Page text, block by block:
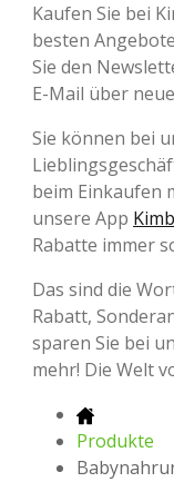
Kaufen Sie bei
besten
Sie den
E-Mail über
Sie können bei
beim Einkaufen
unsere App
Rabatte immer
Das sind die
Rabatt,
sparen Sie bei
mehr! Die Welt
Produkte